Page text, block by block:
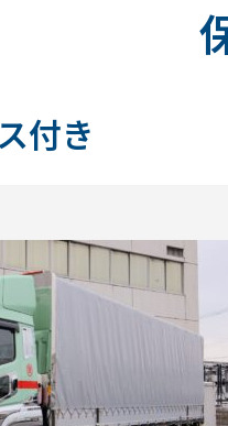
付き